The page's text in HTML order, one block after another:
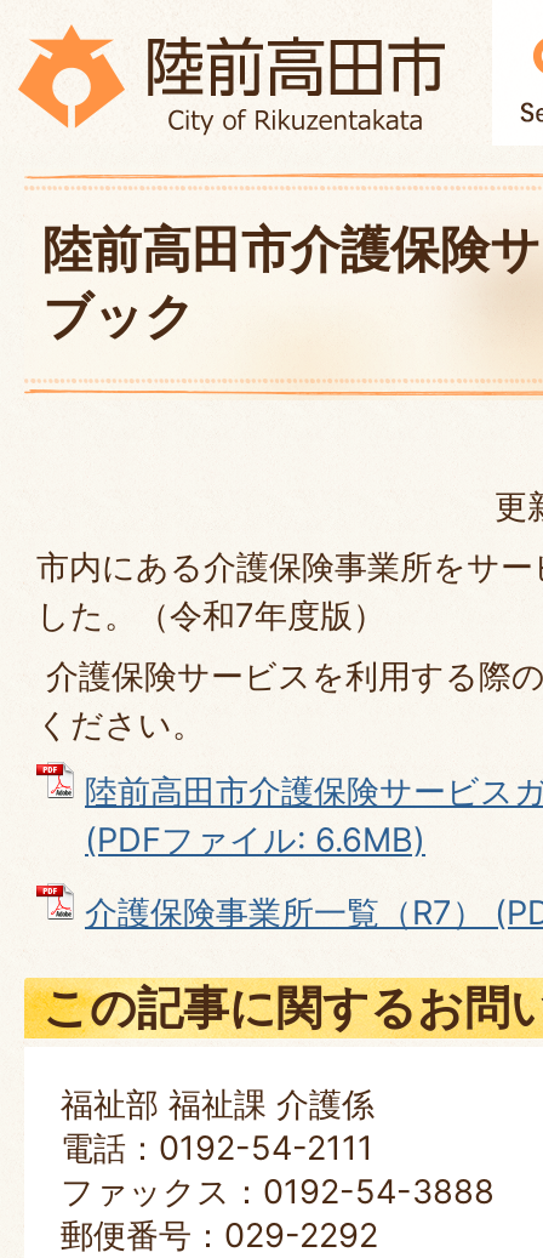
陸前高田市介護保険
ブック
更
市内にある介護保険事業所をサ
した。（令和7年度版）
介護保険サービスを利用する際
ください。
陸前高田市介護保険サービス
(PDFファイル: 6.6MB)
介護保険事業所一覧（R7）
この記事に関するお問
福祉部 福祉課 介護係
電話：0192-54-2111
ファックス：0192-54-3888
郵便番号：029-2292